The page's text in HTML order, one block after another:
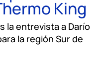
King
la entrevista a Darío
la región Sur de